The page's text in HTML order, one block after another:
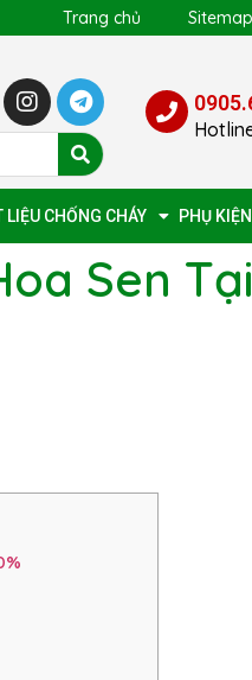
Trang chủ Sitemap
LIỆU CHỐNG CHÁY PHỤ
Sen Tại